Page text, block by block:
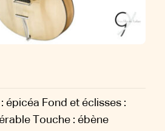
épicéa Fond et éclisses :
Touche : ébène